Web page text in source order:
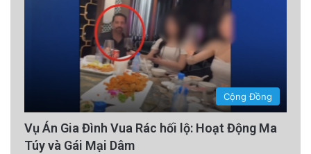
Cộng Đồng
Vụ Án Gia Đình Vua Rác hối lộ: Hoạt Động Ma
Túy và Gái Mại Dâm